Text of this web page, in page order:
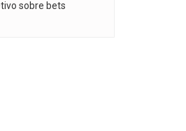
sobre bets